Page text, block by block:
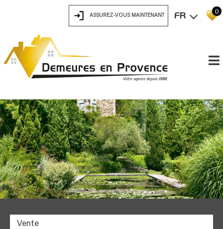
ASSUREZ-VOUS MAINTENANT FR 0
Vente